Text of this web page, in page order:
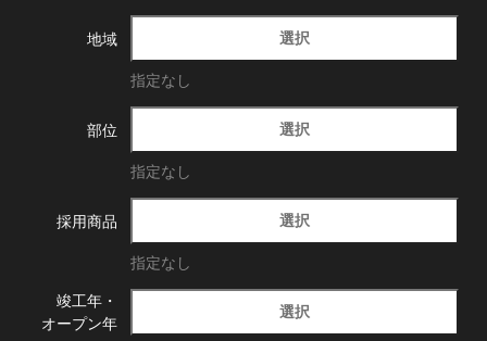
地域 選択
指定なし
部位 選択
指定なし
採用商品 選択
指定なし
竣工年・
オープン年
選択